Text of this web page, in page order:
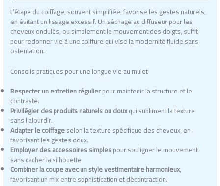
L’étape du coiffage, souvent simplifiée, favorise les gestes naturels,
en évitant un lissage excessif. Un séchage au diffuseur pour les
cheveux ondulés, ou simplement le mouvement des doigts, suffit
pour redonner vie à une coiffure qui vise la modernité fluide sans
ostentation.
Conseils pratiques pour une longue vie au mulet
Respecter un entretien régulierpour maintenir la structure et le
contraste.
Privilégier des produits naturels ou douxqui subliment la texture
sans l’alourdir.
Adapter le coiffageselon la texture spécifique des cheveux, en
favorisant les gestes doux.
Employer des accessoires simplespour souligner le mouvement
sans cacher la silhouette.
Combiner la coupe avec un style vestimentaire harmonieux,
favorisant un mix entre sophistication et décontraction.